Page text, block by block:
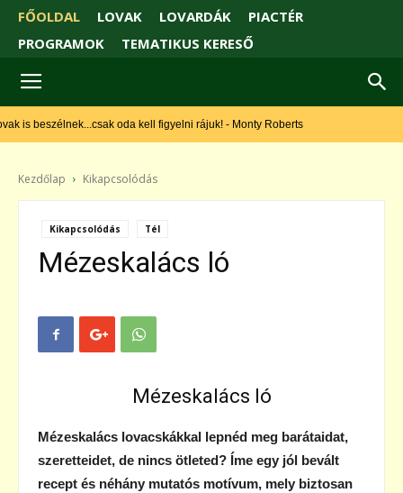
FŐOLDAL LOVAK LOVARDÁK
PIACTÉR
PROGRAMOK
TEMATIKUS KERESŐ
is beszélnek...csak oda kell figyelni rájuk! - Monty Roberts
Kezdőlap Kikapcsolódás
Kikapcsolódás Tél
Mézeskalács ló
Mézeskalács ló
Mézeskalács lovacskákkal lepnéd meg barátaidat,
szeretteidet, de nincs ötleted? Íme egy jól bevált
recept és néhány mutatós motívum, mely biztosan